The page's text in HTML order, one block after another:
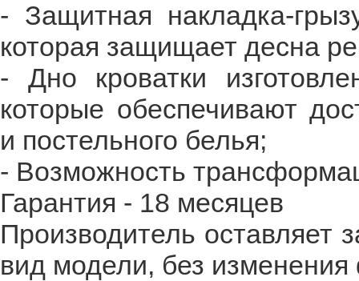
- Защитная накладка-
которая защищает десна
- Дно кроватки
которые обеспечивают
и постельного белья;
- Возможность
Гарантия - 18 месяцев
Производитель оставляет
вид модели, без